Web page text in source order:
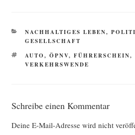
KATEGORIEN
NACHHALTIGES LEBEN,
GESELLSCHAFT
SCHLAGWÖRTER
AUTO, ÖPNV, FÜHRERSCHEIN,
VERKEHRSWENDE
Schreibe einen Kommentar
Deine E-Mail-Adresse wird nicht